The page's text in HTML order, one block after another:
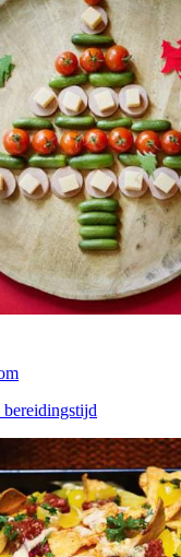
bereidingstijd